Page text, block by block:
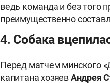
ведь команда и без того
преимущественно
4. Собака
Перед матчем минского
капитана хозяевАндрея